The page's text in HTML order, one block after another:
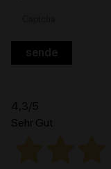
4,3/5
Sehr Gut